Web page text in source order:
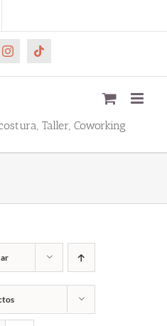
InstagramTiktok
Taller, Coworking